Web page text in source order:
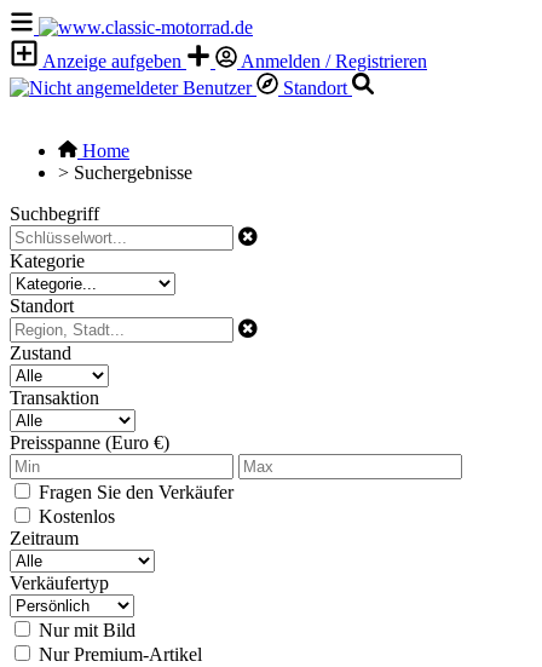
Anzeige aufgeben
Anmelden / Registrieren
Standort
Home
> Suchergebnisse
Suchbegriff
Kategorie
Standort
Zustand
Transaktion
Preisspanne (Euro €)
Fragen Sie den Verkäufer
Kostenlos
Zeitraum
Verkäufertyp
Nur mit Bild
Nur Premium-Artikel